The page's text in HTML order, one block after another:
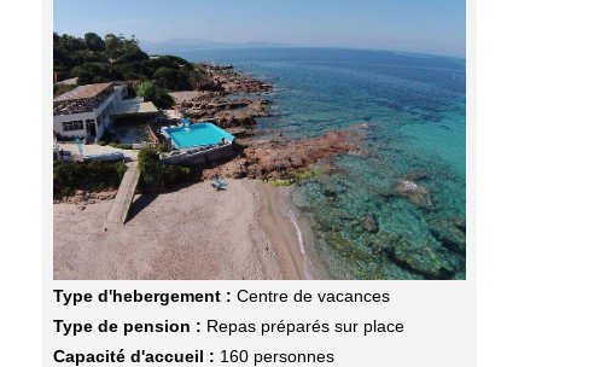
Type d'hebergement : Centre de vacances
Type de pension : Repas préparés sur place
Capacité d'accueil : 160 personnes